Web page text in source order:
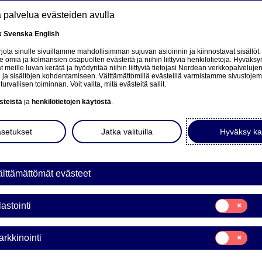
Tietoa meistä Sijoittajat Uutiset & analyysit
ON
palvelua evästeiden avulla
Svenska English
sinulle sivuillamme mahdollisimman sujuvan asioinnin ja kiinnostavat sisällöt.
omia ja kolmansien osapuolten evästeitä ja niihin liittyviä henkilötietoja.
meille luvan kerätä ja hyödyntää niihin liittyviä tietojasi Nordean verkkopalvelujen
ja sisältöjen kohdentamiseen. Välttämättömillä evästeillä varmistamme
toiminnan. Voit valita, mitä evästeitä sallit.
ja henkilötietojen käytöstä.
Hyväksy
Jatka valituilla
evästeet
Tilastointi
Markkinointi